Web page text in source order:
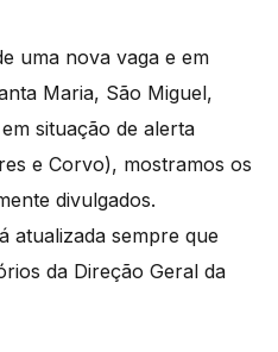
uma nova vaga e em
Maria, São Miguel,
situação de alerta
e Corvo), mostramos os
divulgados.
atualizada sempre que
da Direção Geral da